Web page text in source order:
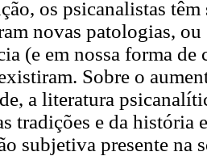
os psicanalistas têm
novas patologias, ou
(e em nossa forma
Sobre o
a literatura
tradições e da história
subjetiva presente na